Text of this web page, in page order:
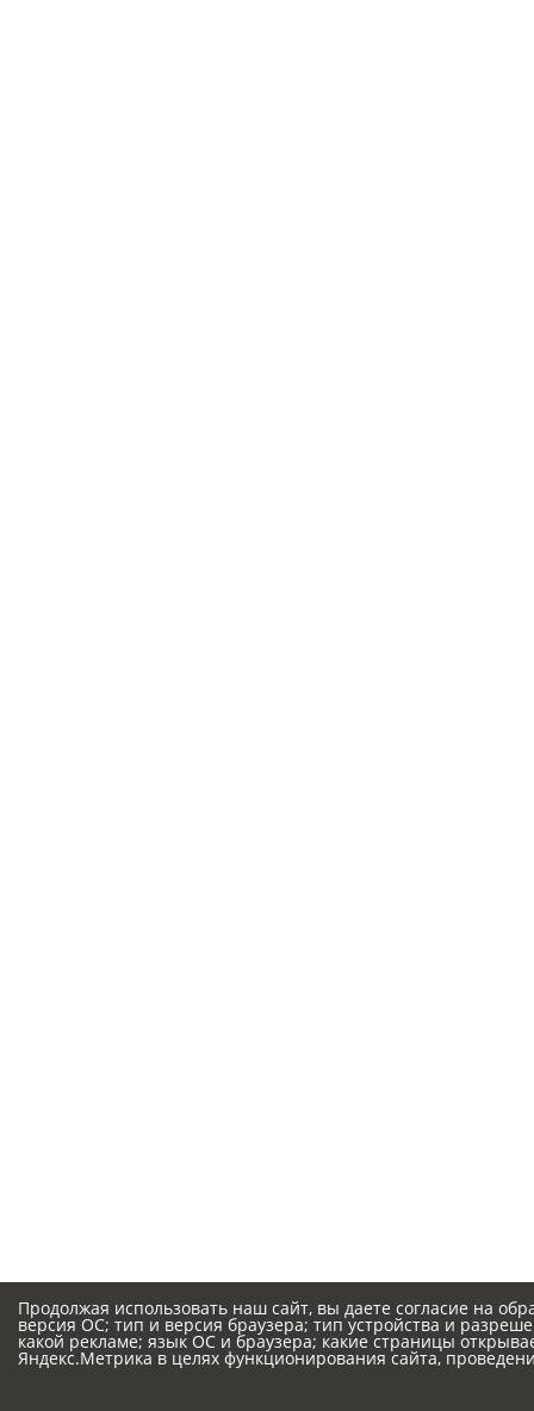
Продолжая использовать наш сайт, вы даете согласие на
версия ОС; тип и версия браузера; тип устройства и
какой рекламе; язык ОС и браузера; какие страницы
Яндекс.Метрика в целях функционирования сайта,